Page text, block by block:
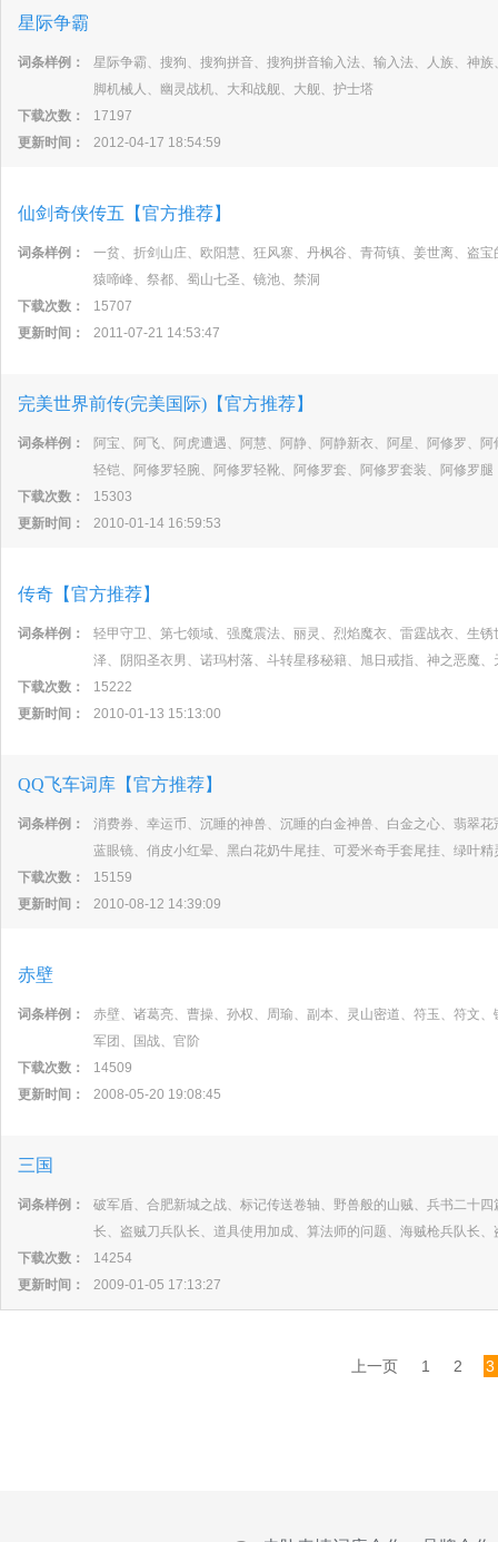
星际争霸
词条样例：
星际争霸、搜狗、搜狗拼音、搜狗拼音输入法、输入法、人族、神
脚机械人、幽灵战机、大和战舰、大舰、护士塔
下载次数：
17197
更新时间：
2012-04-17 18:54:59
仙剑奇侠传五【官方推荐】
词条样例：
一贫、折剑山庄、欧阳慧、狂风寨、丹枫谷、青荷镇、姜世离、盗
猿啼峰、祭都、蜀山七圣、镜池、禁洞
下载次数：
15707
更新时间：
2011-07-21 14:53:47
完美世界前传(完美国际)【官方推荐】
词条样例：
阿宝、阿飞、阿虎遭遇、阿慧、阿静、阿静新衣、阿星、阿修罗、
轻铠、阿修罗轻腕、阿修罗轻靴、阿修罗套、阿修罗套装、阿修罗腿
下载次数：
15303
更新时间：
2010-01-14 16:59:53
传奇【官方推荐】
词条样例：
轻甲守卫、第七领域、强魔震法、丽灵、烈焰魔衣、雷霆战衣、生
泽、阴阳圣衣男、诺玛村落、斗转星移秘籍、旭日戒指、神之恶魔
下载次数：
15222
更新时间：
2010-01-13 15:13:00
QQ飞车词库【官方推荐】
词条样例：
消费券、幸运币、沉睡的神兽、沉睡的白金神兽、白金之心、翡翠
蓝眼镜、俏皮小红晕、黑白花奶牛尾挂、可爱米奇手套尾挂、绿叶
下载次数：
15159
更新时间：
2010-08-12 14:39:09
赤壁
词条样例：
赤壁、诸葛亮、曹操、孙权、周瑜、副本、灵山密道、符玉、符文
军团、国战、官阶
下载次数：
14509
更新时间：
2008-05-20 19:08:45
三国
词条样例：
破军盾、合肥新城之战、标记传送卷轴、野兽般的山贼、兵书二十
长、盗贼刀兵队长、道具使用加成、算法师的问题、海贼枪兵队长
下载次数：
14254
更新时间：
2009-01-05 17:13:27
上一页 1 2 3